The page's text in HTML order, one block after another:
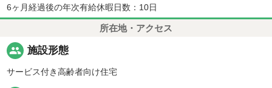
6ヶ月経過後の年次有給休暇日数：10日
所在地・アクセス
people 施設形態
サービス付き高齢者向け住宅